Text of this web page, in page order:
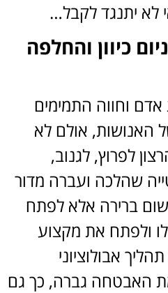
לא יתנגד לקבל…
כיוון והחלפה
וחווה התמימים
האנושות, אולם לא
לפרוץ, לגנוב,
שהלכה ועברה מדור
ברירה אלא לפתח
ולפתח את מקצוע
אבולוציוני
האבטחה גברה, כך גם